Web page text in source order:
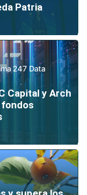
Patria
247 Data
Capital y Arch
fondos